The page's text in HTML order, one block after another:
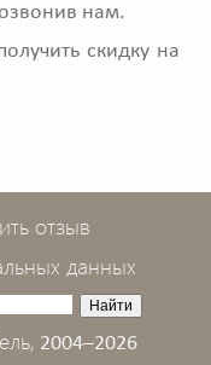
нам.
скидку на
отзыв
данных
2004–2026